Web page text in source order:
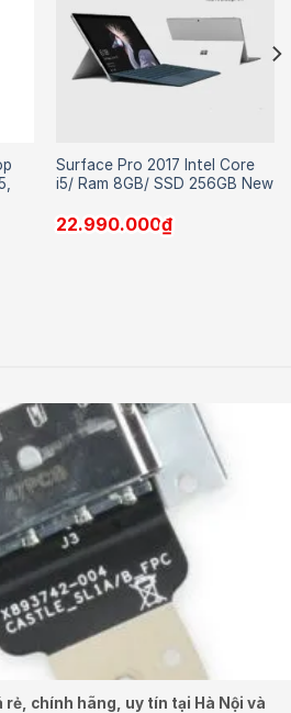
Surface Pro 2017 Intel Core
i5/ Ram 8GB/ SSD 256GB New
22.990.000₫
chính hãng, uy tín tại Hà Nội và